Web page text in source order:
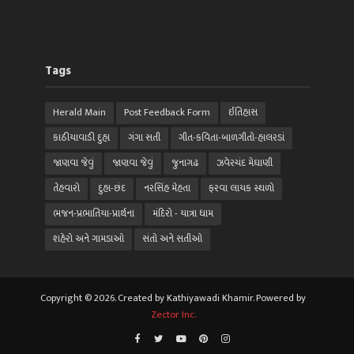
Tags
Herald Main Post Feedback Form
ઈતિહાસ
કાઠીયાવાડી દુહા
ગંગા સતી
ગીત-કવિતા-બાળગીતો-હાલરડાં
જાણવા જેવું
જાણવા જેવું જુનાગઢ
ઝવેરચંદ મેઘાણી
તેહવારો
દુહા-છંદ નરસિંહ મેહતા
ફરવા લાયક સ્થળો
ભજન-પ્રભાતિયા-પ્રાર્થના
મંદિરો - યાત્રા ધામ
શહેરો અને ગામડાઓ
સંતો અને સતીઓ
Copyright © 2026. Created by Kathiyawadi Khamir. Powered by
Zector Inc.